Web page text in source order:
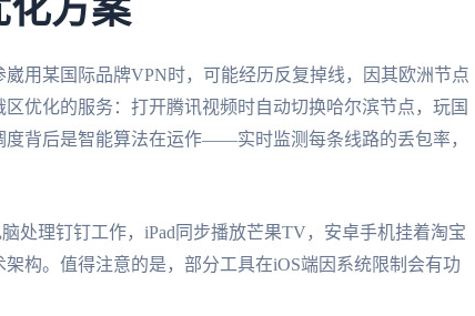
化方案
用某国际品牌VPN时，可能经历反复掉线，因其欧洲节点
优化的服务：打开腾讯视频时自动切换哈尔滨节点，玩国
背后是智能算法在运作——实时监测每条线路的丢包率，
处理钉钉工作，iPad同步播放芒果TV，安卓手机挂着淘宝
构。值得注意的是，部分工具在iOS端因系统限制会有功